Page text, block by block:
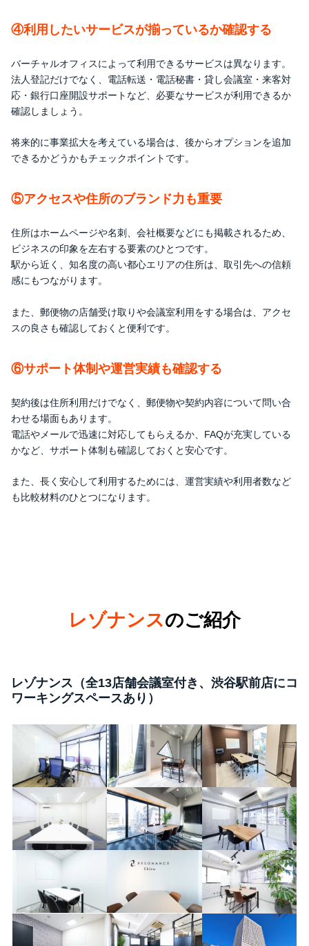
④利用したいサービスが揃っているか確認する
バーチャルオフィスによって利用できるサービスは異なります。
法人登記だけでなく、電話転送・電話秘書・貸し会議室・来客対
応・銀行口座開設サポートなど、必要なサービスが利用できるか
確認しましょう。
将来的に事業拡大を考えている場合は、後からオプションを追加
できるかどうかもチェックポイントです。
⑤アクセスや住所のブランド力も重要
住所はホームページや名刺、会社概要などにも掲載されるため、
ビジネスの印象を左右する要素のひとつです。
駅から近く、知名度の高い都心エリアの住所は、取引先への信頼
感にもつながります。
また、郵便物の店舗受け取りや会議室利用をする場合は、アクセ
スの良さも確認しておくと便利です。
⑥サポート体制や運営実績も確認する
契約後は住所利用だけでなく、郵便物や契約内容について問い合
わせる場面もあります。
電話やメールで迅速に対応してもらえるか、FAQが充実している
かなど、サポート体制も確認しておくと安心です。
また、長く安心して利用するためには、運営実績や利用者数など
も比較材料のひとつになります。
レゾナンスのご紹介
レゾナンス（全13店舗会議室付き、渋谷駅前店にコ
ワーキングスペースあり）